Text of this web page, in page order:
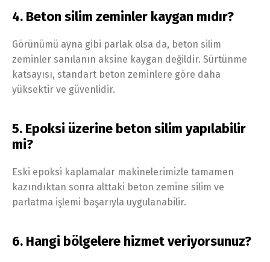
4. Beton silim zeminler kaygan mıdır?
Görünümü ayna gibi parlak olsa da, beton silim
zeminler sanılanın aksine kaygan değildir. Sürtünme
katsayısı, standart beton zeminlere göre daha
yüksektir ve güvenlidir.
5. Epoksi üzerine beton silim yapılabilir
mi?
Eski epoksi kaplamalar makinelerimizle tamamen
kazındıktan sonra alttaki beton zemine silim ve
parlatma işlemi başarıyla uygulanabilir.
6. Hangi bölgelere hizmet veriyorsunuz?